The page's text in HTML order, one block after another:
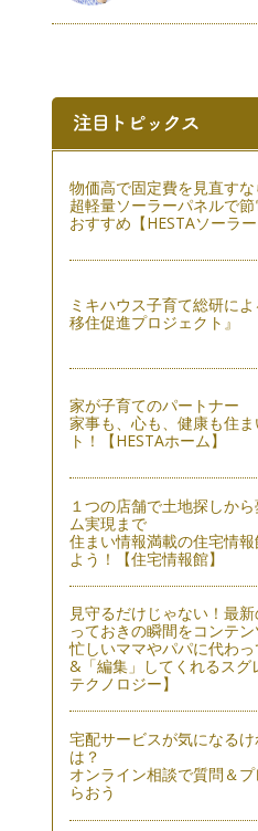
物価高で固定費を見直すな
超軽量ソーラーパネルで
おすすめ【HESTAソーラー
ミキハウス子育て総研に
移住促進プロジェクト』
家が子育てのパートナー
家事も、心も、健康も住
ト！【HESTAホーム】
１つの店舗で土地探しか
ム実現まで
住まい情報満載の住宅情
よう！【住宅情報館】
見守るだけじゃない！最
っておきの瞬間をコンテ
忙しいママやパパに代わっ
&「編集」してくれるスグ
テクノロジー】
宅配サービスが気になる
は？
オンライン相談で質問＆
らおう